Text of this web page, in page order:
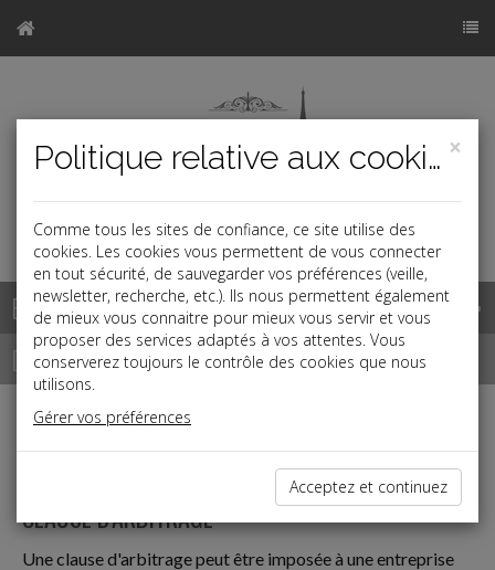
Base documentaire
Dépêches
j
Vie des affaires
CLAUSE D'ARBITRAGE
Une clause d'arbitrage peut être imposée à une entreprise
×
Politique relative aux cookies
Comme tous les sites de confiance, ce site utilise des
cookies. Les cookies vous permettent de vous connecter
en tout sécurité, de sauvegarder vos préférences (veille,
newsletter, recherche, etc.). Ils nous permettent également
de mieux vous connaitre pour mieux vous servir et vous
proposer des services adaptés à vos attentes. Vous
conserverez toujours le contrôle des cookies que nous
utilisons.
Gérer vos préférences
Acceptez et continuez